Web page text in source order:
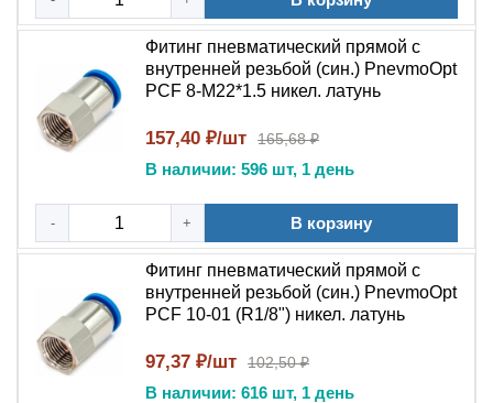
Фитинг пневматический прямой с
внутренней резьбой (син.) PnevmoOpt
PCF 8-M22*1.5 никел. латунь
157,40 ₽/шт 165,68 ₽
В наличии: 596 шт, 1 день
- + В корзину
Фитинг пневматический прямой с
внутренней резьбой (син.) PnevmoOpt
PCF 10-01 (R1/8") никел. латунь
97,37 ₽/шт 102,50 ₽
В наличии: 616 шт, 1 день